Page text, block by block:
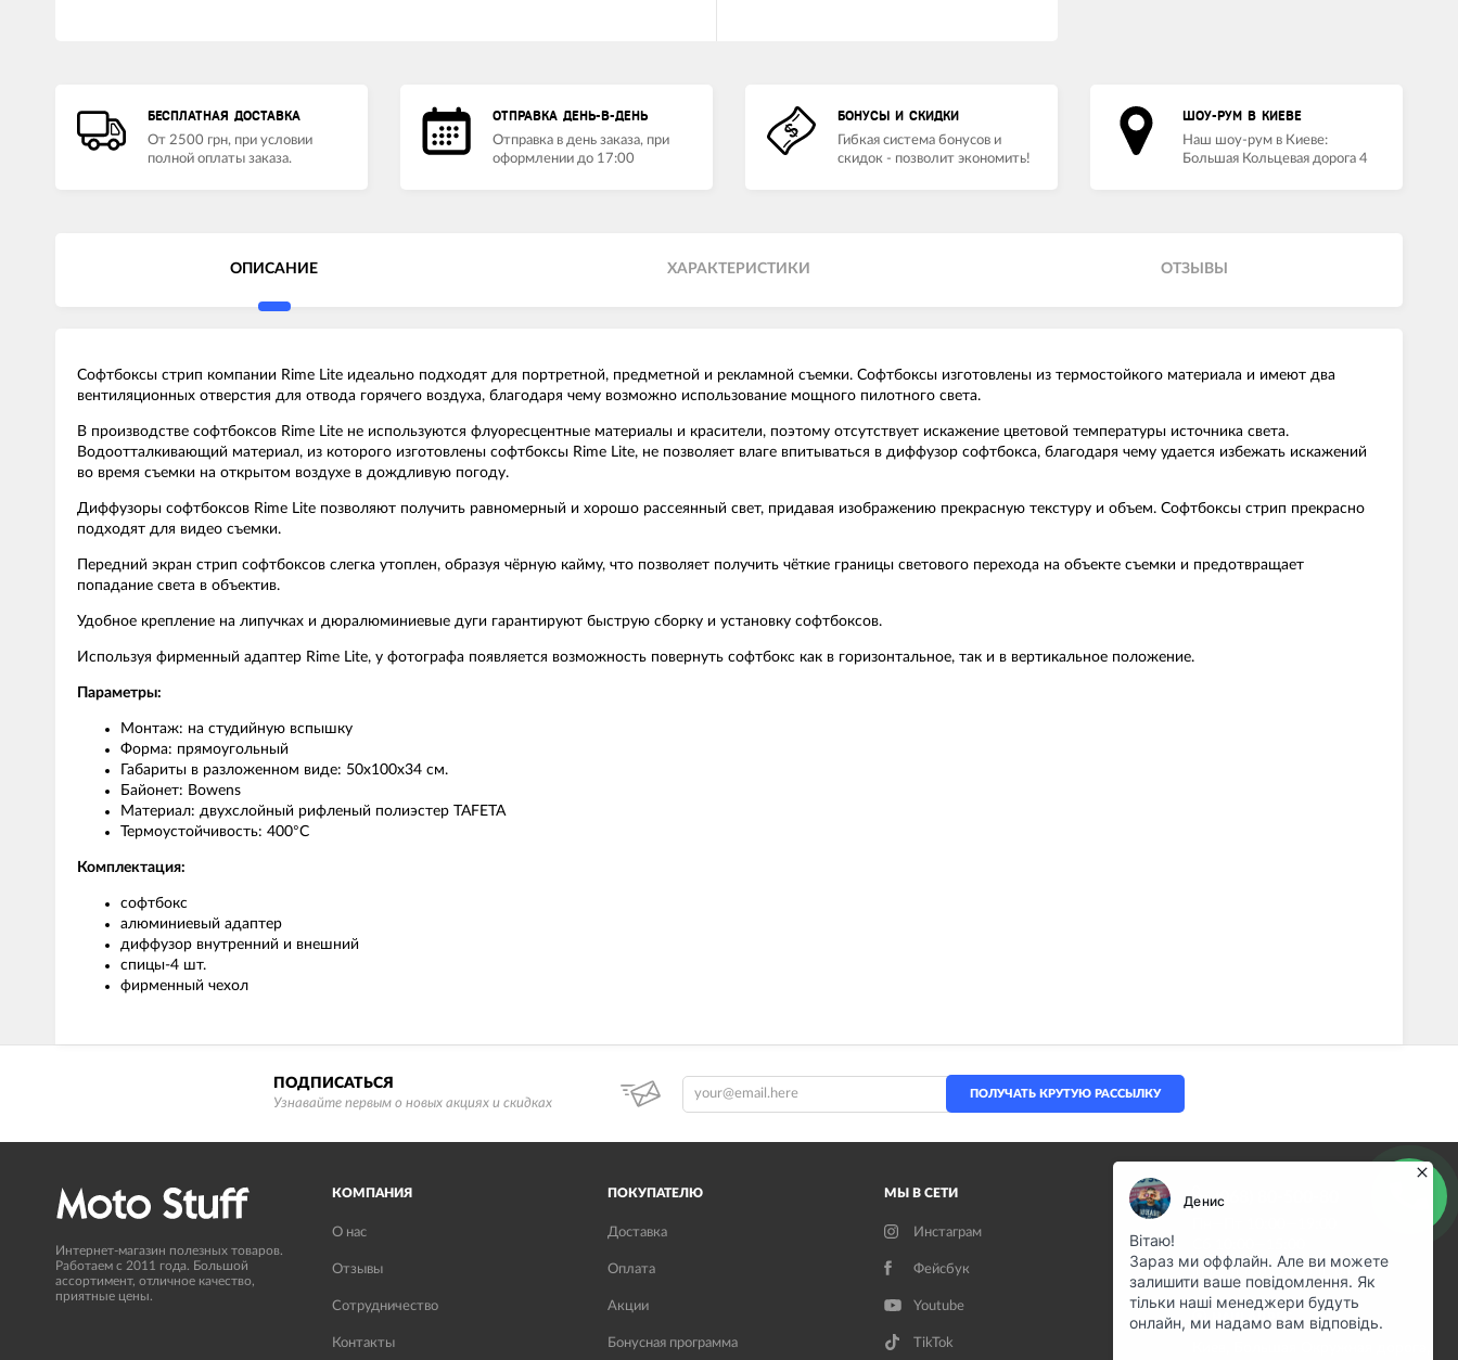
БЕСПЛАТНАЯ ДОСТАВКА
От 2500 грн, при условии
полной оплаты заказа.
ОТПРАВКА ДЕНЬ-В-ДЕНЬ
Отправка в день заказа, при
оформлении до 17:00
БОНУСЫ И СКИДКИ
Гибкая система бонусов и
скидок - позволит экономить!
ШОУ-РУМ В КИЕВЕ
Наш шоу-рум в Киеве:
Большая Кольцевая дорога 4
ОПИСАНИЕ ХАРАКТЕРИСТИКИ ОТЗЫВЫ
Софтбоксы стрип компании Rime Lite идеально подходят для портретной, предметной и рекламной съемки. Софтбоксы изготовлены из термостойкого материала и имеют два
вентиляционных отверстия для отвода горячего воздуха, благодаря чему возможно использование мощного пилотного света.
В производстве софтбоксов Rime Lite не используются флуоресцентные материалы и красители, поэтому отсутствует искажение цветовой температуры источника света.
Водоотталкивающий материал, из которого изготовлены софтбоксы Rime Lite, не позволяет влаге впитываться в диффузор софтбокса, благодаря чему удается избежать искажений
во время съемки на открытом воздухе в дождливую погоду.
Диффузоры софтбоксов Rime Lite позволяют получить равномерный и хорошо рассеянный свет, придавая изображению прекрасную текстуру и объем. Софтбоксы стрип прекрасно
подходят для видео съемки.
Передний экран стрип софтбоксов слегка утоплен, образуя чёрную кайму, что позволяет получить чёткие границы светового перехода на объекте съемки и предотвращает
попадание света в объектив.
Удобное крепление на липучках и дюралюминиевые дуги гарантируют быструю сборку и установку софтбоксов.
Используя фирменный адаптер Rime Lite, у фотографа появляется возможность повернуть софтбокс как в горизонтальное, так и в вертикальное положение.
Параметры:
Монтаж: на студийную вспышку
Форма: прямоугольный
Габариты в разложенном виде: 50х100х34 см.
Байонет: Bowens
Материал: двухслойный рифленый полиэстер TAFETA
Термоустойчивость: 400°C
Комплектация:
софтбокс
алюминиевый адаптер
диффузор внутренний и внешний
спицы-4 шт.
фирменный чехол
ПОДПИСАТЬСЯ
Узнавайте первым о новых акциях и скидках
ПОЛУЧАТЬ КРУТУЮ РАССЫЛКУ
Интернет-магазин полезных товаров.
Работаем с 2011 года. Большой
ассортимент, отличное качество,
приятные цены.
КОМПАНИЯ
О нас
Отзывы
Сотрудничество
Контакты
ПОКУПАТЕЛЮ
Доставка
Оплата
Акции
Бонусная программа
МЫ В СЕТИ
Инстаграм
Фейсбук
Youtube
TikTok
НАШ АДРЕС
(068) 80-500-80
info@motostuff.com.ua